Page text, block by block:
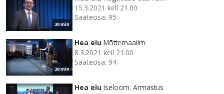
30 min
15.3.2021 kell 21.00
Saateosa: 95
30 min
Hea elu Mõttemaailm
8.3.2021 kell 21.00
Saateosa: 94
Hea elu Iseloom: Armastus